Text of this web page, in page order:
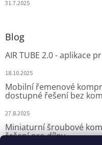
31.7.2025
Blog
AIR TUBE 2.0 - aplikace
18.10.2025
Mobilní řemenové
dostupné řešení bez
27.8.2025
Miniaturní šroubové
řešení pro dílny